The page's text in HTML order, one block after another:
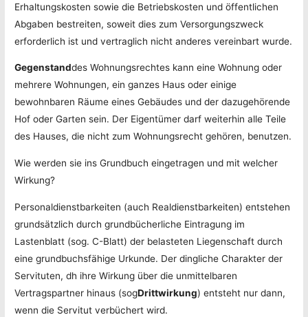
Erhaltungskosten sowie die Betriebskosten und öffentlichen
Abgaben bestreiten, soweit dies zum Versorgungszweck
erforderlich ist und vertraglich nicht anderes vereinbart wurde.
Gegenstanddes Wohnungsrechtes kann eine Wohnung oder
mehrere Wohnungen, ein ganzes Haus oder einige
bewohnbaren Räume eines Gebäudes und der dazugehörende
Hof oder Garten sein. Der Eigentümer darf weiterhin alle Teile
des Hauses, die nicht zum Wohnungsrecht gehören, benutzen.
Wie werden sie ins Grundbuch eingetragen und mit welcher
Wirkung?
Personaldienstbarkeiten (auch Realdienstbarkeiten) entstehen
grundsätzlich durch grundbücherliche Eintragung im
Lastenblatt (sog. C-Blatt) der belasteten Liegenschaft durch
eine grundbuchsfähige Urkunde. Der dingliche Charakter der
Servituten, dh ihre Wirkung über die unmittelbaren
Vertragspartner hinaus (sogDrittwirkung) entsteht nur dann,
wenn die Servitut verbüchert wird.